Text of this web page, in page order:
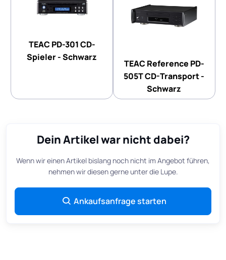
TEAC PD-301 CD-
Spieler - Schwarz
TEAC Reference PD-
505T CD-Transport -
Schwarz
Dein Artikel war nicht dabei?
Wenn wir einen Artikel bislang noch nicht im Angebot führen,
nehmen wir diesen gerne unter die Lupe.
Ankaufsanfrage starten